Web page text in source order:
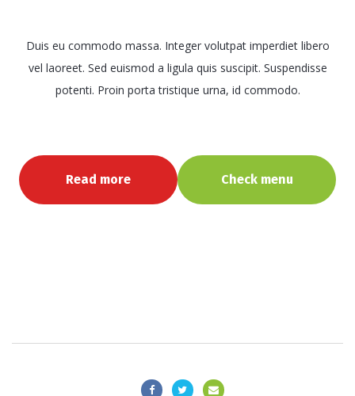
Duis eu commodo massa. Integer volutpat imperdiet libero
vel laoreet. Sed euismod a ligula quis suscipit. Suspendisse
potenti. Proin porta tristique urna, id commodo.
Read more Check menu